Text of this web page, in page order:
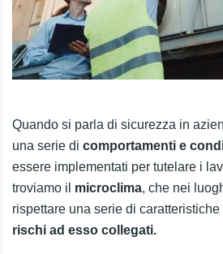
Quando si parla di sicurezza in
una serie di comportamenti e
essere implementati per tutelare i
troviamo il microclima, che nei
rispettare una serie di caratteristiche
rischi ad esso collegati.